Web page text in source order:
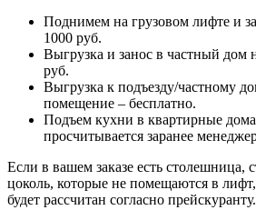
Поднимем на грузовом лифте и
1000 руб.
Выгрузка и занос в частный дом
руб.
Выгрузка к подъезду/частному
помещение – бесплатно.
Подъем кухни в квартирные
просчитывается заранее
Если в вашем заказе есть столешница,
цоколь, которые не помещаются в
будет рассчитан согласно прейскуранту.